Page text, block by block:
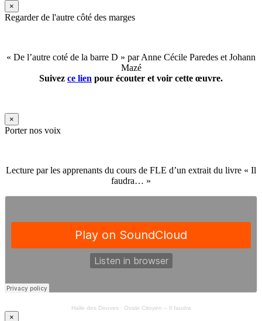
×
Regarder de l'autre côté des marges
« De l’autre coté de la barre D » par Anne Cécile Paredes et Johann
Mazé
Suivez ce lien pour écouter et voir cette œuvre.
×
Porter nos voix
Lecture par les apprenants du cours de FLE d’un extrait du livre « Il
faudra… »
Halle des Douves· Ovale Citoyen – Il faudra
×